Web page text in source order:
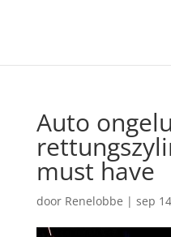
Auto
must have
door Renelobbe | sep